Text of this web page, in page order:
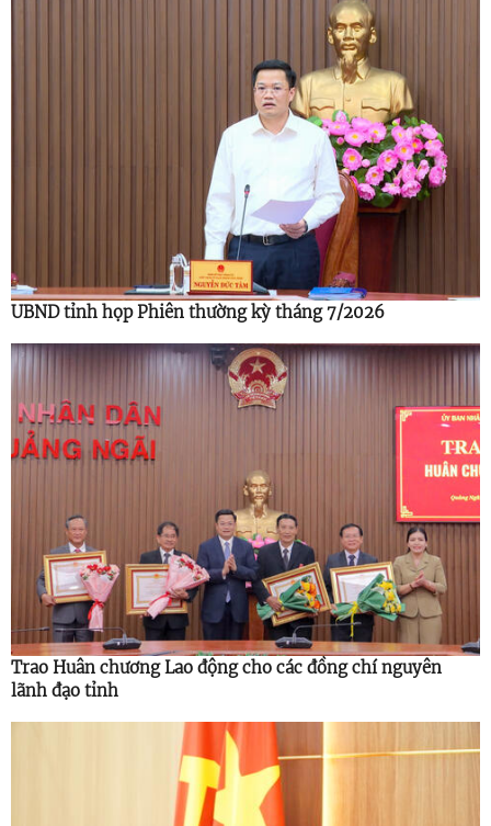
UBND tỉnh họp Phiên thường kỳ tháng 7/2026
Trao Huân chương Lao động cho các đồng chí nguyên
lãnh đạo tỉnh